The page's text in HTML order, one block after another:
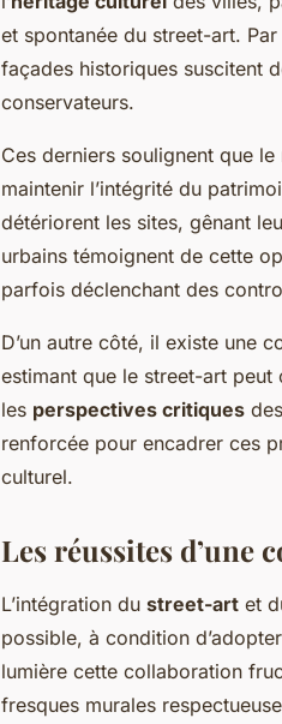
et spontanée du street-art.
façades historiques suscitent
conservateurs.
Ces derniers soulignent que
maintenir l’intégrité du
détériorent les sites, gênant
urbains témoignent de cette
parfois déclenchant des
D’un autre côté, il existe une
estimant que le street-art
les perspectives critiques
renforcée pour encadrer ces
culturel.
Les réussites d’une
L’intégration du street-art et
possible, à condition
lumière cette collaboration
fresques murales